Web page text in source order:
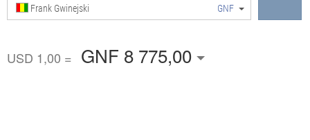
Frank Gwinejski GNF
USD 1,00 = GNF 8 775,00